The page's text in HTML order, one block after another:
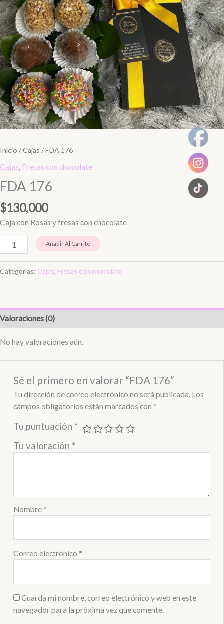
Inicio /Cajas / FDA 176
Cajas, Fresas con chocolate
FDA 176
$130,000
Caja con Rosas y fresas con chocolate
Añadir Al Carrito
Categorías: Cajas, Fresas con chocolate
Valoraciones (0)
No hay valoraciones aún.
Sé el primero en valorar “FDA 176”
Tu dirección de correo electrónico no será publicada. Los
campos obligatorios están marcados con *
Tu puntuación *
Tu valoración *
Nombre *
Correo electrónico *
Guarda mi nombre, correo electrónico y web en este
navegador para la próxima vez que comente.